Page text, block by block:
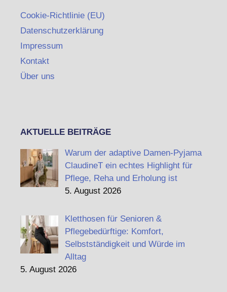
Cookie-Richtlinie (EU)
Datenschutzerklärung
Impressum
Kontakt
Über uns
AKTUELLE BEITRÄGE
Warum der adaptive Damen-Pyjama
ClaudineT ein echtes Highlight für
Pflege, Reha und Erholung ist
5. August 2026
Kletthosen für Senioren &
Pflegebedürftige: Komfort,
Selbstständigkeit und Würde im
Alltag
5. August 2026